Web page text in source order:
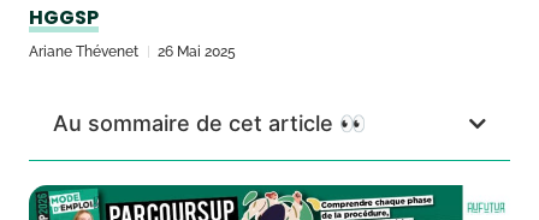
HGGSP
Ariane Thévenet 26 Mai 2025
Au sommaire de cet article 👀